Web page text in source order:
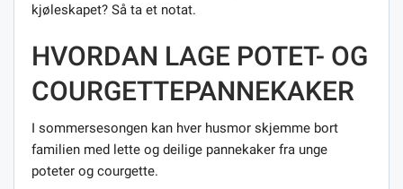
kjøleskapet? Så ta et notat.
HVORDAN LAGE POTET- OG
COURGETTEPANNEKAKER
I sommersesongen kan hver husmor skjemme bort
familien med lette og deilige pannekaker fra unge
poteter og courgette.